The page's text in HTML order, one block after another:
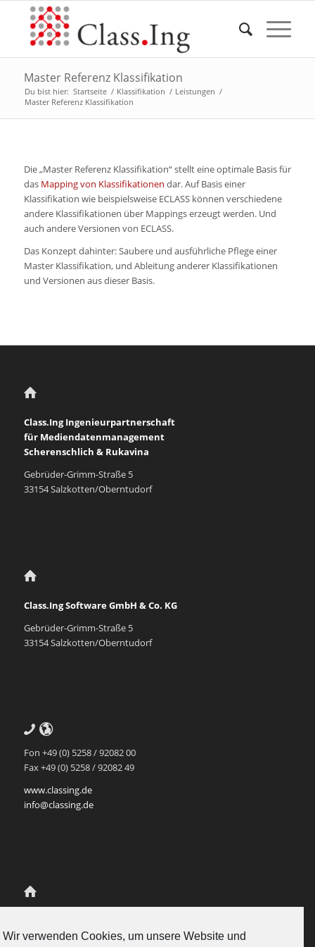
Wir verwenden Cookies, um unsere Website und
Master Referenz Klassifikation
Du bist hier: Startseite / Klassifikation / Leistungen /
Master Referenz Klassifikation
Die „Master Referenz Klassifikation“ stellt eine optimale Basis für
das Mapping von Klassifikationen dar. Auf Basis einer
Klassifikation wie beispielsweise ECLASS können verschiedene
andere Klassifikationen über Mappings erzeugt werden. Und
auch andere Versionen von ECLASS.
Das Konzept dahinter: Saubere und ausführliche Pflege einer
Master Klassifikation, und Ableitung anderer Klassifikationen
und Versionen aus dieser Basis.
Class.Ing Ingenieurpartnerschaft
für Mediendatenmanagement
Scherenschlich & Rukavina
Gebrüder-Grimm-Straße 5
33154 Salzkotten/Oberntudorf
Class.Ing Software GmbH & Co. KG
Gebrüder-Grimm-Straße 5
33154 Salzkotten/Oberntudorf
Fon +49 (0) 5258 / 92082 00
Fax +49 (0) 5258 / 92082 49
www.classing.de
info@classing.de
für Mediendatenmanagement
Scherenschlich und Rukavina